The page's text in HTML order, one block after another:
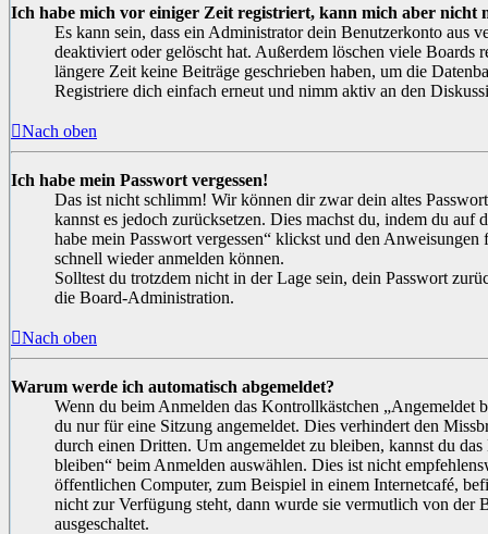
Ich habe mich vor einiger Zeit registriert, kann mich aber nicht
Es kann sein, dass ein Administrator dein Benutzerkonto aus
deaktiviert oder gelöscht hat. Außerdem löschen viele Boards
längere Zeit keine Beiträge geschrieben haben, um die
Registriere dich einfach erneut und nimm aktiv an den
Nach oben
Ich habe mein Passwort vergessen!
Das ist nicht schlimm! Wir können dir zwar dein altes
kannst es jedoch zurücksetzen. Dies machst du, indem du auf
habe mein Passwort vergessen“ klickst und den Anweisungen
schnell wieder anmelden können.
Solltest du trotzdem nicht in der Lage sein, dein Passwort
die Board-Administration.
Nach oben
Warum werde ich automatisch abgemeldet?
Wenn du beim Anmelden das Kontrollkästchen „Angemeldet
du nur für eine Sitzung angemeldet. Dies verhindert den
durch einen Dritten. Um angemeldet zu bleiben, kannst du
bleiben“ beim Anmelden auswählen. Dies ist nicht
öffentlichen Computer, zum Beispiel in einem Internetcafé,
nicht zur Verfügung steht, dann wurde sie vermutlich von der
ausgeschaltet.